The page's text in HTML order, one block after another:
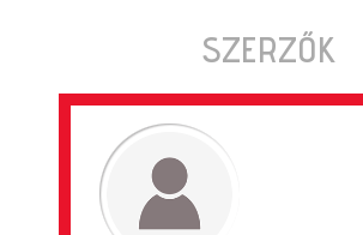
SZERZŐK